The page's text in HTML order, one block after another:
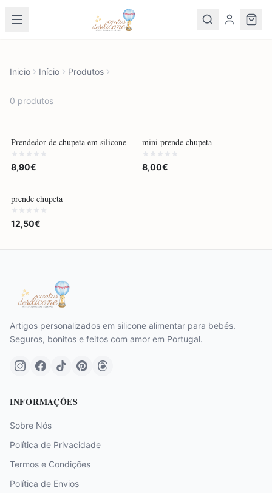
Inicio Início Produtos
0 produtos
Prendedor de chupeta em silicone
8,90€
mini prende chupeta
8,00€
prende chupeta
12,50€
Artigos personalizados em silicone alimentar para bebés.
Seguros, bonitos e feitos com amor em Portugal.
INFORMAÇÕES
Sobre Nós
Política de Privacidade
Termos e Condições
Política de Envios